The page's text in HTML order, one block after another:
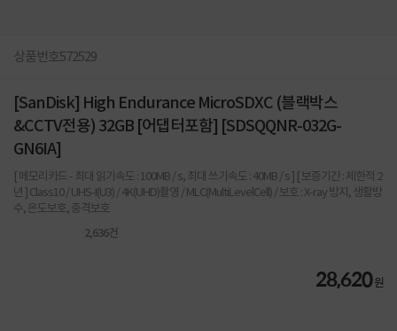
상품번호572529
[SanDisk] High Endurance MicroSDXC (블랙박스
&CCTV전용) 32GB [어댑터포함] [SDSQQNR-032G-
GN6IA]
[ 메모리카드 - 최대 읽기속도 : 100MB / s, 최대 쓰기속도 : 40MB / s ] [ 보증기간 : 제한적 2
년 ] Class10 / UHS-I(U3) / 4K(UHD)촬영 / MLC(MultiLevelCell) / 보호 : X-ray 방지, 생활방
수, 온도보호, 충격보호
2,636건
28,620원